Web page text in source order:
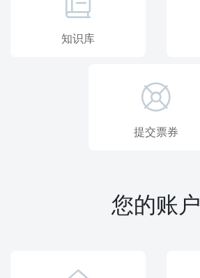
知识库
提交票券
您的账户